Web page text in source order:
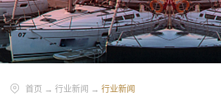
首页 → 行业新闻 → 行业新闻